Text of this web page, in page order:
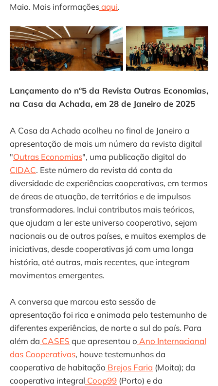
Maio. Mais informaçõesaqui.
Lançamento do nº5 da Revista Outras Economias,
na Casa da Achada, em 28 de Janeiro de 2025
A Casa da Achada acolheu no final de Janeiro a
apresentação de mais um número da revista digital
"Outras Economias", uma publicação digital do
CIDAC. Este número da revista dá conta da
diversidade de experiências cooperativas, em termos
de áreas de atuação, de territórios e de impulsos
transformadores. Inclui contributos mais teóricos,
que ajudam a ler este universo cooperativo, sejam
nacionais ou de outros países, e muitos exemplos de
iniciativas, desde cooperativas já com uma longa
história, até outras, mais recentes, que integram
movimentos emergentes.
A conversa que marcou esta sessão de
apresentação foi rica e animada pelo testemunho de
diferentes experiências, de norte a sul do país. Para
além da CASES que apresentou o Ano Internacional
das Cooperativas, houve testemunhos da
cooperativa de habitação Brejos Faria (Moita); da
cooperativa integral Coop99 (Porto) e da